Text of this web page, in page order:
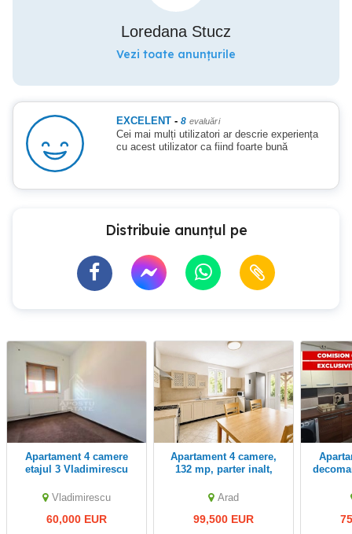
Loredana Stucz
Vezi toate anunțurile
EXCELENT - 8 evaluări
Cei mai mulți utilizatori ar descrie experiența
cu acest utilizator ca fiind foarte bună
Distribuie anunțul pe
Apartament 4 camere
etajul 3 Vladimirescu
Vladimirescu
60,000 EUR
Apartament 4 camere,
132 mp, parter inalt,
Arad
99,500 EUR
Apartament 4 camere